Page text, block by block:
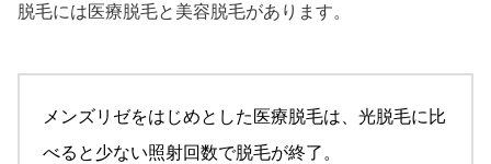
脱毛には医療脱毛と美容脱毛があります。
メンズリゼをはじめとした医療脱毛は、光脱毛に比
べると少ない照射回数で脱毛が終了。